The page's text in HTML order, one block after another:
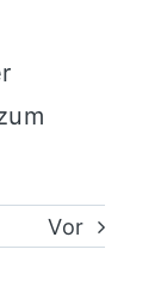
Vor